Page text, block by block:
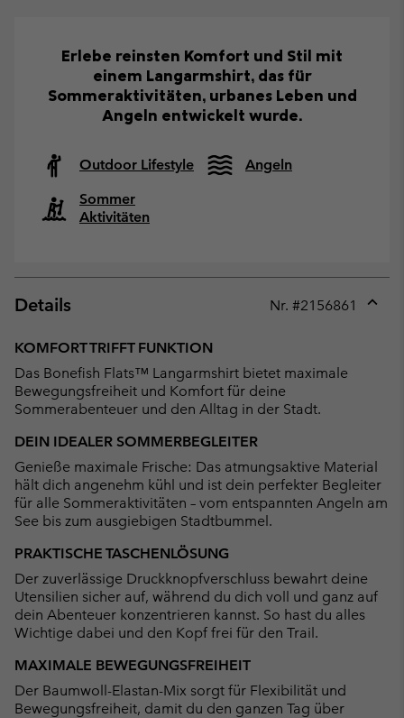
Erlebe reinsten Komfort und Stil mit
einem Langarmshirt, das für
Sommeraktivitäten, urbanes Leben und
Angeln entwickelt wurde.
Outdoor Lifestyle
Angeln
Sommer
Aktivitäten
Details Nr. #2156861
KOMFORT TRIFFT FUNKTION
Das Bonefish Flats™ Langarmshirt bietet maximale
Bewegungsfreiheit und Komfort für deine
Sommerabenteuer und den Alltag in der Stadt.
DEIN IDEALER SOMMERBEGLEITER
Genieße maximale Frische: Das atmungsaktive Material
hält dich angenehm kühl und ist dein perfekter Begleiter
für alle Sommeraktivitäten – vom entspannten Angeln am
See bis zum ausgiebigen Stadtbummel.
PRAKTISCHE TASCHENLÖSUNG
Der zuverlässige Druckknopfverschluss bewahrt deine
Utensilien sicher auf, während du dich voll und ganz auf
dein Abenteuer konzentrieren kannst. So hast du alles
Wichtige dabei und den Kopf frei für den Trail.
MAXIMALE BEWEGUNGSFREIHEIT
Der Baumwoll-Elastan-Mix sorgt für Flexibilität und
Bewegungsfreiheit, damit du den ganzen Tag über